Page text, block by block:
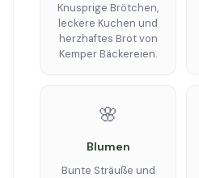
Knusprige Brötchen,
leckere Kuchen und
herzhaftes Brot von
Kemper Bäckereien.
🌸
Blumen
Bunte Sträuße und